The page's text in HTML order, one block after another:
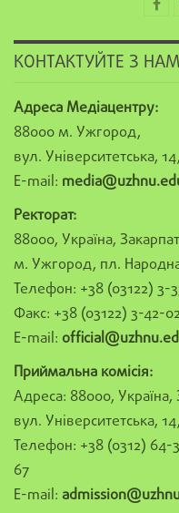
КОНТАКТУЙТЕ З
Адреса Медіацентру:
88000 м. Ужгород,
вул. Університетська,
E-mail:
Ректорат:
88000, Україна,
м. Ужгород, пл.
Телефон: +38 (03122) 3-
Факс: +38 (03122) 3-42-
E-mail:
Приймальна комісія:
Адреса: 88000,
вул. Університетська,
Телефон: +38 (0312)
67
E-mail: